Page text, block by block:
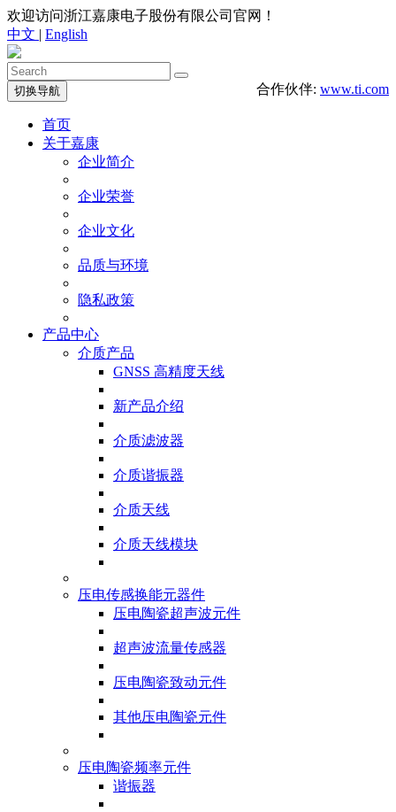
欢迎访问浙江嘉康电子股份有限公司官网！
中文 | English
合作伙伴: www.ti.com
切换导航
首页
关于嘉康
企业简介
企业荣誉
企业文化
品质与环境
隐私政策
产品中心
介质产品
GNSS 高精度天线
新产品介绍
介质滤波器
介质谐振器
介质天线
介质天线模块
压电传感换能元器件
压电陶瓷超声波元件
超声波流量传感器
压电陶瓷致动元件
其他压电陶瓷元件
压电陶瓷频率元件
谐振器